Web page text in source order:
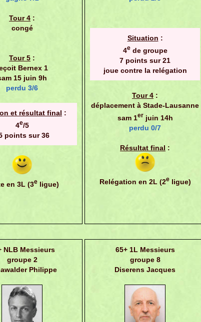
Tour 4 :
congé
Tour 5 :
Bernex 1
15 juin 9h
perdu 3/6
et résultat final :
4e/5
points sur 36
en 3L (3e ligue)
Situation :
4ede groupe
7 points sur 21
joue contre la relégation
Tour 4 :
déplacement à Stade-Lausanne
sam 1er juin 14h
perdu 0/7
Résultat final :
Relégation en 2L (2eligue)
NLB Messieurs
groupe 2
Philippe
65+ 1L Messieurs
groupe 8
Diserens Jacques